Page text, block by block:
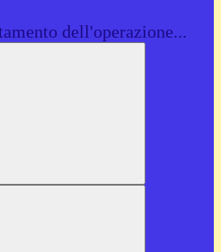
dell'operazione...